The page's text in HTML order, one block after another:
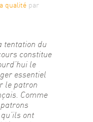
qualité par
tentation du
constitue
le
essentiel
le patron
Comme
ont